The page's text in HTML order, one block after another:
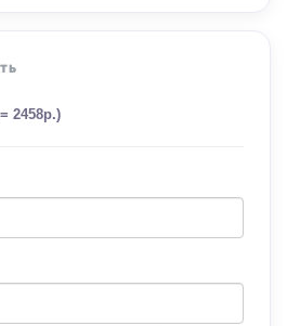
2458р.)